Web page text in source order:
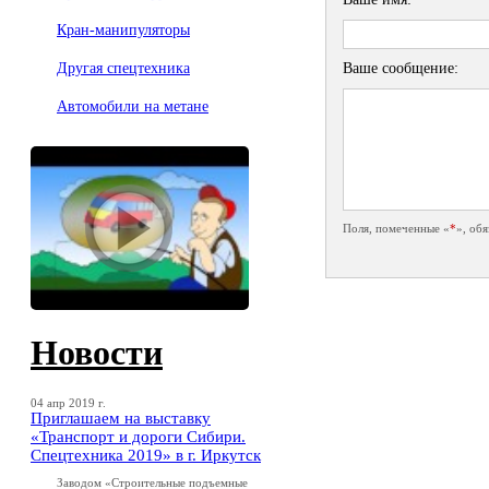
Кран-манипуляторы
Другая спецтехника
Автомобили на метане
Новости
04 апр 2019 г.
Приглашаем на выставку
«Транспорт и дороги Сибири.
Спецтехника 2019» в г. Иркутск
Заводом «Строительные подъемные
Ваше сообщение:
Поля, помеченные «*»,